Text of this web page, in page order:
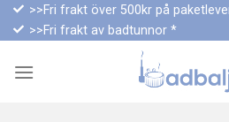
Skip >>Fri frakt över 500kr på
>>Fri frakt av badtunnor *